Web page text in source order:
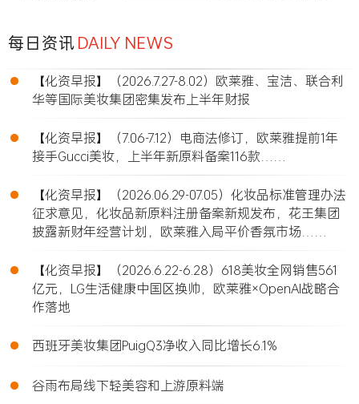
每日资讯DAILY NEWS
•
【化资早报】（2026.7.27-8.02）欧莱雅、宝洁、联合利
华等国际美妆集团密集发布上半年财报
•
【化资早报】（7.06-7.12）电商法修订，欧莱雅提前1年
接手Gucci美妆，上半年新原料备案116款……
•
【化资早报】（2026.06.29-07.05）化妆品标准管理办法
征求意见，化妆品新原料注册备案新规发布，花王集团
披露新财年经营计划，欧莱雅入局平价香氛市场……
•
【化资早报】（2026.6.22-6.28）618美妆全网销售561
亿元，LG生活健康中国区换帅，欧莱雅×OpenAI战略合
作落地
• 西班牙美妆集团PuigQ3净收入同比增长6.1%
• 谷雨布局线下轻美容和上游原料端